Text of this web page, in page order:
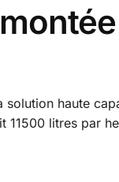
solution haute
11500 litres par